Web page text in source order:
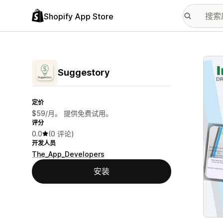
Shopify App Store
Suggestory
定价
$59/月。 提供免费试用。
评分
0.0 (0 评论)
开发人员
The_App_Developers
安装
配图